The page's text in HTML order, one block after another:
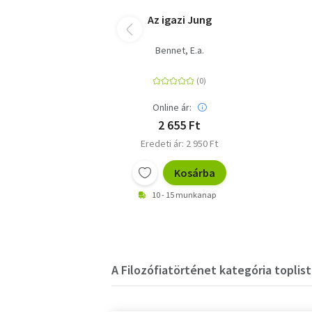
Az igazi Jung
Bennet, E.a.
Online ár:
2 655 Ft
Eredeti ár: 2 950 Ft
Kosárba
10 - 15 munkanap
A Filozófiatörténet kategória